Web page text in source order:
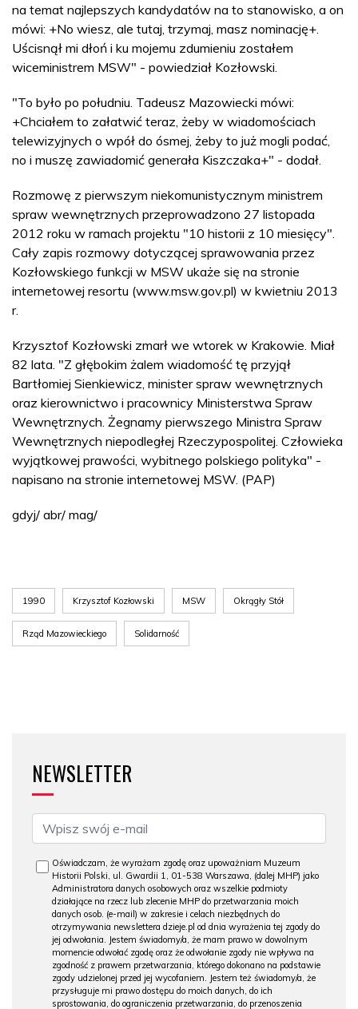
na temat najlepszych kandydatów na to stanowisko, a on
mówi: +No wiesz, ale tutaj, trzymaj, masz nominację+.
Uścisnął mi dłoń i ku mojemu zdumieniu zostałem
wiceministrem MSW" - powiedział Kozłowski.
"To było po południu. Tadeusz Mazowiecki mówi:
+Chciałem to załatwić teraz, żeby w wiadomościach
telewizyjnych o wpół do ósmej, żeby to już mogli podać,
no i muszę zawiadomić generała Kiszczaka+" - dodał.
Rozmowę z pierwszym niekomunistycznym ministrem
spraw wewnętrznych przeprowadzono 27 listopada
2012 roku w ramach projektu "10 historii z 10 miesięcy".
Cały zapis rozmowy dotyczącej sprawowania przez
Kozłowskiego funkcji w MSW ukaże się na stronie
internetowej resortu (www.msw.gov.pl) w kwietniu 2013
r.
Krzysztof Kozłowski zmarł we wtorek w Krakowie. Miał
82 lata. "Z głębokim żalem wiadomość tę przyjął
Bartłomiej Sienkiewicz, minister spraw wewnętrznych
oraz kierownictwo i pracownicy Ministerstwa Spraw
Wewnętrznych. Żegnamy pierwszego Ministra Spraw
Wewnętrznych niepodległej Rzeczypospolitej. Człowieka
wyjątkowej prawości, wybitnego polskiego polityka" -
napisano na stronie internetowej MSW. (PAP)
gdyj/ abr/ mag/
1990 Krzysztof Kozłowski MSW Okrągły Stół
Rząd Mazowieckiego Solidarność
NEWSLETTER
Oświadczam, że wyrażam zgodę oraz upoważniam Muzeum
Historii Polski, ul. Gwardii 1, 01-538 Warszawa, (dalej MHP) jako
Administratora danych osobowych oraz wszelkie podmioty
działające na rzecz lub zlecenie MHP do przetwarzania moich
danych osob. (e-mail) w zakresie i celach niezbędnych do
otrzymywania newslettera dzieje.pl od dnia wyrażenia tej zgody do
jej odwołania. Jestem świadomy/a, że mam prawo w dowolnym
momencie odwołać zgodę oraz że odwołanie zgody nie wpływa na
zgodność z prawem przetwarzania, którego dokonano na podstawie
zgody udzielonej przed jej wycofaniem. Jestem też świadomy/a, że
przysługuje mi prawo dostępu do moich danych, do ich
sprostowania, do ograniczenia przetwarzania, do przenoszenia